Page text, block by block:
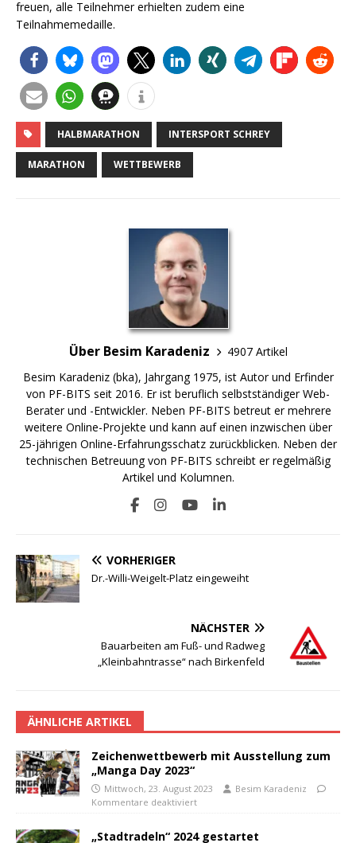
freuen, alle Teilnehmer erhielten zudem eine
Teilnahmemedaille.
HALBMARATHON INTERSPORT SCHREY
MARATHON WETTBEWERB
Über Besim Karadeniz
4907 Artikel
Besim Karadeniz (bka), Jahrgang 1975, ist Autor und Erfinder
von PF-BITS seit 2016. Er ist beruflich selbstständiger Web-
Berater und -Entwickler. Neben PF-BITS betreut er mehrere
weitere Online-Projekte und kann auf einen inzwischen über
25-jährigen Online-Erfahrungsschatz zurückblicken. Neben der
technischen Betreuung von PF-BITS schreibt er regelmäßig
Artikel und Kolumnen.
VORHERIGER
Dr.-Willi-Weigelt-Platz eingeweiht
NÄCHSTER
Bauarbeiten am Fuß- und Radweg
„Kleinbahntrasse“ nach Birkenfeld
ÄHNLICHE ARTIKEL
Zeichenwettbewerb mit Ausstellung zum
„Manga Day 2023“
Mittwoch, 23. August 2023
Besim Karadeniz
Kommentare deaktiviert
„Stadtradeln“ 2024 gestartet